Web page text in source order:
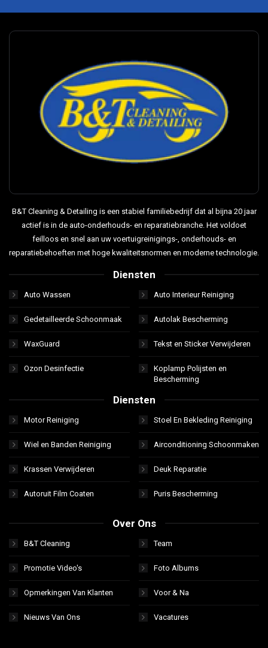
B&T Cleaning & Detailing is een stabiel familiebedrijf dat al bijna 20 jaar
actief is in de auto-onderhouds- en reparatiebranche. Het voldoet
feilloos en snel aan uw voertuigreinigings-, onderhouds- en
reparatiebehoeften met hoge kwaliteitsnormen en moderne technologie.
Diensten
Auto Wassen Auto Interieur Reiniging
Gedetailleerde Schoonmaak Autolak Bescherming
WaxGuard Tekst en Sticker Verwijderen
Ozon Desinfectie
Koplamp Polijsten en
Bescherming
Diensten
Motor Reiniging Stoel En Bekleding Reiniging
Wiel en Banden Reiniging Airconditioning Schoonmaken
Krassen Verwijderen Deuk Reparatie
Autoruit Film Coaten Puris Bescherming
Over Ons
B&T Cleaning Team
Promotie Video's Foto Albums
Opmerkingen Van Klanten Voor & Na
Nieuws Van Ons Vacatures